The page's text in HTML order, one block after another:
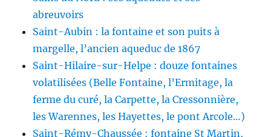
abreuvoirs
Saint-Aubin : la fontaine et son puits à
margelle, l’ancien aqueduc de 1867
Saint-Hilaire-sur-Helpe : douze fontaines
volatilisées (Belle Fontaine, l’Ermitage, la
ferme du curé, la Carpette, la Cressonnière,
les Warennes, les Hayettes, le pont Arcole…)
Saint-Rémy-Chaussée : fontaine St Martin,